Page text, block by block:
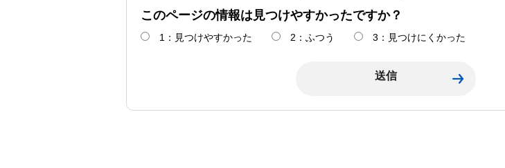
このページの情報は見つけやすかったですか？
1：見つけやすかった 2：ふつう 3：見つけにくかった